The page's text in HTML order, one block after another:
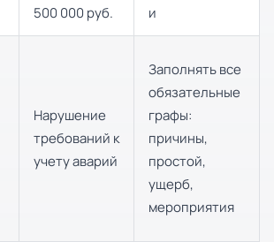
500 000 руб.
и
Нарушение
требований к
учету аварий
Заполнять все
обязательные
графы:
причины,
простой,
ущерб,
мероприятия